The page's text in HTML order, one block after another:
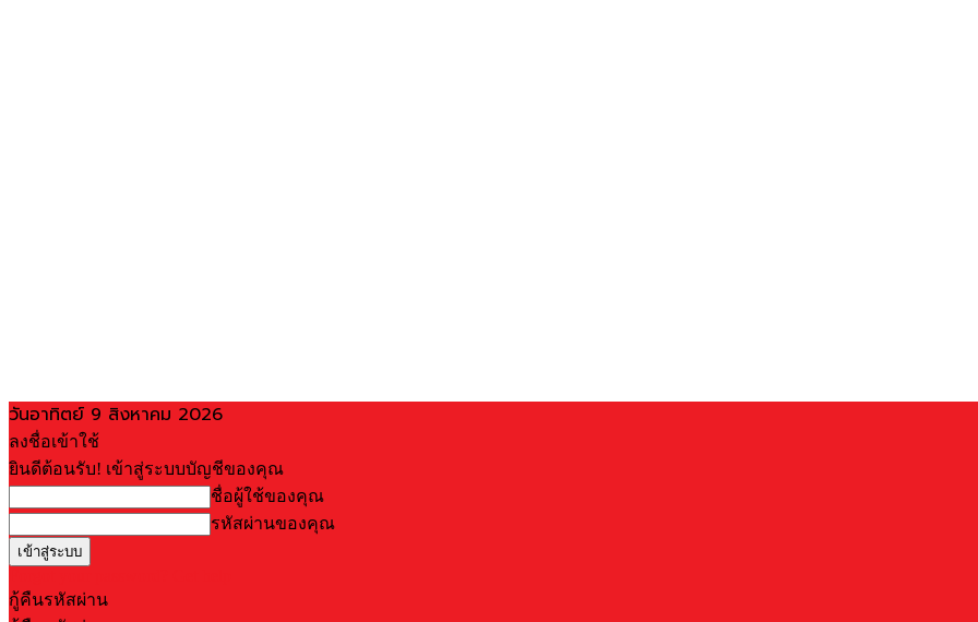
วันอาทิตย์ 9 สิงหาคม 2026
ลงชื่อเข้าใช้
ยินดีต้อนรับ! เข้าสู่ระบบบัญชีของคุณ
ชื่อผู้ใช้ของคุณ
รหัสผ่านของคุณ
กู้คืนรหัสผ่าน